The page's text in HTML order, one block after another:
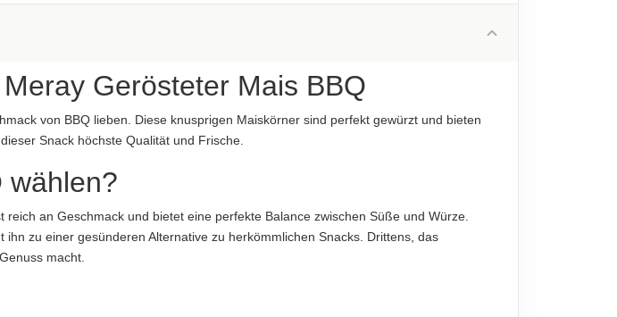
2 g
auf der jeweiligen Produktverpackung; nur diese sind verbindlich.
Gerösteter Mais BBQ
von BBQ lieben. Diese knusprigen Maiskörner sind perfekt gewürzt und bieten
Snack höchste Qualität und Frische.
wählen?
an Geschmack und bietet eine perfekte Balance zwischen Süße und Würze.
zu einer gesünderen Alternative zu herkömmlichen Snacks. Drittens, das
macht.